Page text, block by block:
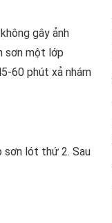
gây ảnh
sơn một lớp
60 phút xả nhám
sơn lót thứ 2. Sau